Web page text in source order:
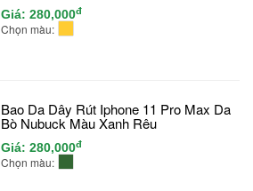
Giá: 280,000đ
Chọn màu:
Bao Da Dây Rút Iphone 11 Pro Max Da
Bò Nubuck Màu Xanh Rêu
Giá: 280,000đ
Chọn màu: